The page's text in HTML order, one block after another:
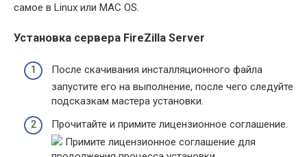
самое в Linux или MAC OS.
Установка сервера FireZilla Server
После скачивания инсталляционного файла
запустите его на выполнение, после чего следуйте
подсказкам мастера установки.
Прочитайте и примите лицензионное соглашение.
Примите лицензионное соглашение для